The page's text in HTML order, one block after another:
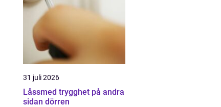
31 juli 2026
Låssmed trygghet på andra
sidan dörren